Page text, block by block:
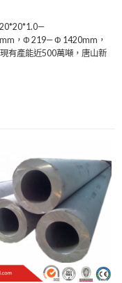
，Φ 219— Φ 1420mm，
有產能近500萬噸，唐山新